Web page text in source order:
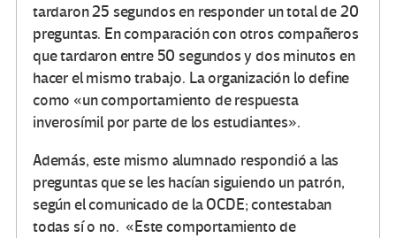
tardaron 25 segundos en responder un total de 20
preguntas. En comparación con otros compañeros
que tardaron entre 50 segundos y dos minutos en
hacer el mismo trabajo. La organización lo define
como «un comportamiento de respuesta
inverosímil por parte de los estudiantes».
Además, este mismo alumnado respondió a las
preguntas que se les hacían siguiendo un patrón,
según el comunicado de la OCDE; contestaban
todas sí o no. «Este comportamiento de